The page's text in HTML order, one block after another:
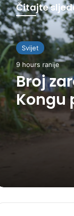
Čitajte
Svijet
9 hours ranije
Broj
Kongu